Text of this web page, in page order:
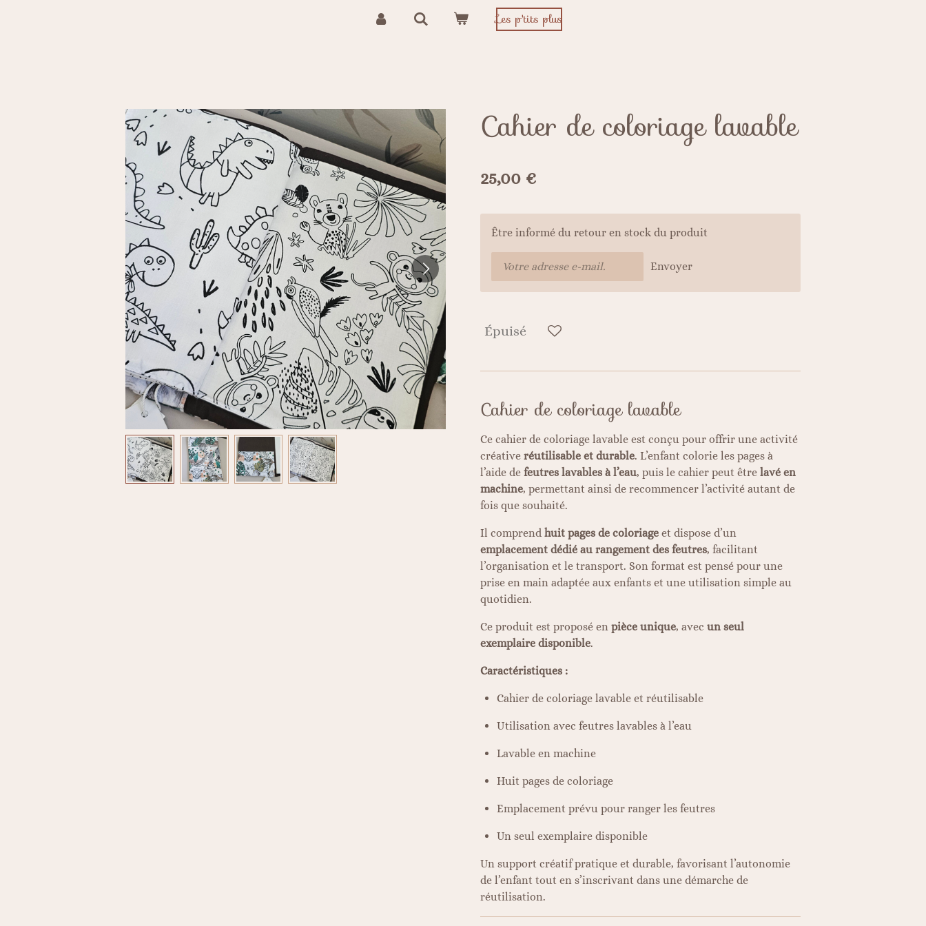
Les p'tits plus
Cahier de coloriage lavable
25,00 €
Être informé du retour en stock du produit
Envoyer
Épuisé
Cahier de coloriage lavable
Ce cahier de coloriage lavable est conçu pour offrir une activité
créative réutilisable et durable. L’enfant colorie les pages à
l’aide de feutres lavables à l’eau, puis le cahier peut être lavé en
machine, permettant ainsi de recommencer l’activité autant de
fois que souhaité.
Il comprend huit pages de coloriage et dispose d’un
emplacement dédié au rangement des feutres, facilitant
l’organisation et le transport. Son format est pensé pour une
prise en main adaptée aux enfants et une utilisation simple au
quotidien.
Ce produit est proposé en pièce unique, avec un seul
exemplaire disponible.
Caractéristiques :
Cahier de coloriage lavable et réutilisable
Utilisation avec feutres lavables à l’eau
Lavable en machine
Huit pages de coloriage
Emplacement prévu pour ranger les feutres
Un seul exemplaire disponible
Un support créatif pratique et durable, favorisant l’autonomie
de l’enfant tout en s’inscrivant dans une démarche de
réutilisation.